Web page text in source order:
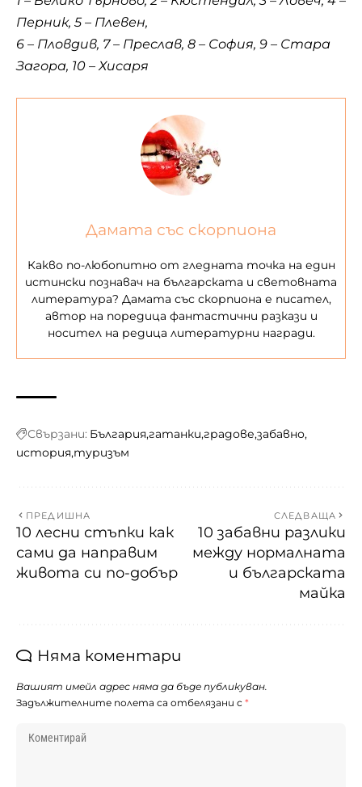
Перник, 5 – Плевен,
6 – Пловдив, 7 – Преслав, 8 – София, 9 – Стара
Загора, 10 – Хисаря
Дамата със скорпиона
Какво по-любопитно от гледната точка на един
истински познавач на българската и световната
литература? Дамата със скорпиона е писател,
автор на поредица фантастични разкази и
носител на редица литературни награди.
Свързани: България гатанки градове забавно
история туризъм
ПРЕДИШНА
10 лесни стъпки как
сами да направим
живота си по-добър
СЛЕДВАЩА
10 забавни разлики
между нормалната
и българската
майка
Няма коментари
Вашият имейл адрес няма да бъде публикуван.
Задължителните полета са отбелязани с *